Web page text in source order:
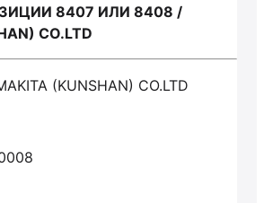
8407 ИЛИ 8408 /
CO.LTD
(KUNSHAN) CO.LTD